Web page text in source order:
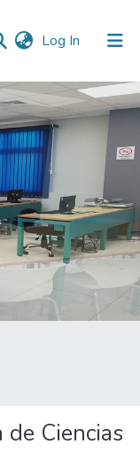
Log In (current)
Ciencias